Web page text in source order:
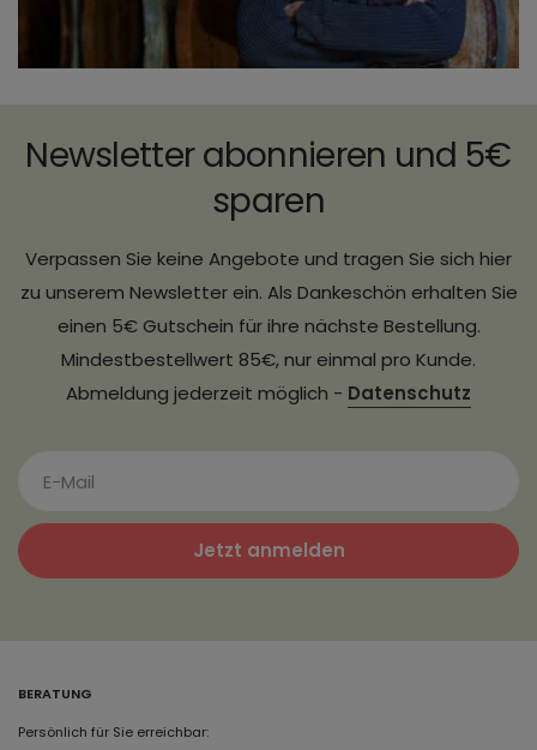
Newsletter abonnieren und 5€
sparen
Verpassen Sie keine Angebote und tragen Sie sich hier
zu unserem Newsletter ein. Als Dankeschön erhalten Sie
einen 5€ Gutschein für ihre nächste Bestellung.
Mindestbestellwert 85€, nur einmal pro Kunde.
Abmeldung jederzeit möglich - Datenschutz
Jetzt anmelden
BERATUNG
Persönlich für Sie erreichbar: